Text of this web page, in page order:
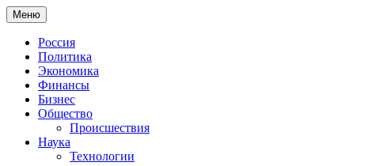
Меню
Россия
Политика
Экономика
Финансы
Бизнес
Общество
Происшествия
Наука
Технологии